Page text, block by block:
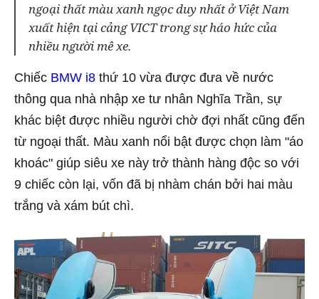
ngoại thất màu xanh ngọc duy nhất ở Việt Nam
xuất hiện tại cảng VICT trong sự háo hức của
nhiều người mê xe.
Chiếc BMW i8 thứ 10 vừa được đưa về nước
thông qua nhà nhập xe tư nhân Nghĩa Trần, sự
khác biệt được nhiều người chờ đợi nhất cũng đến
từ ngoại thất. Màu xanh nổi bật được chọn làm "áo
khoác" giúp siêu xe này trở thành hàng độc so với
9 chiếc còn lại, vốn đã bị nhàm chán bởi hai màu
trắng và xám bút chì.